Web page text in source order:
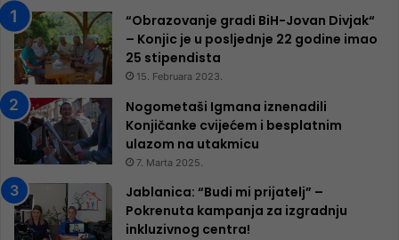
“Obrazovanje gradi BiH-Jovan Divjak“
– Konjic je u posljednje 22 godine imao
25 ​​stipendista
15. Februara 2023.
Nogometaši Igmana iznenadili
Konjičanke cvijećem i besplatnim
ulazom na utakmicu
7. Marta 2025.
Jablanica: “Budi mi prijatelj” –
Pokrenuta kampanja za izgradnju
inkluzivnog centra!